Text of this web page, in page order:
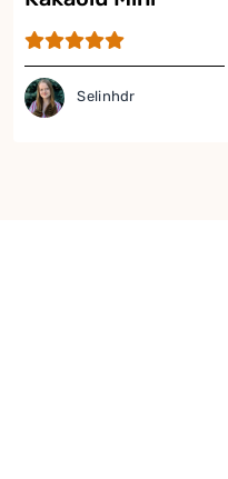
Pancake Tarifi
Selinhdr